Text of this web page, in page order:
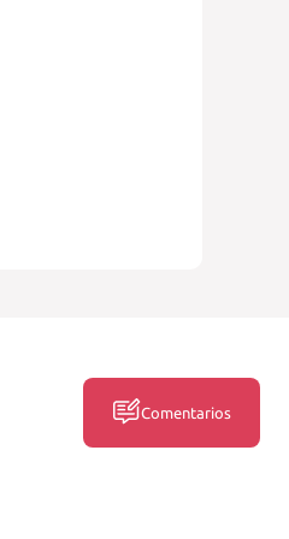
Comentarios